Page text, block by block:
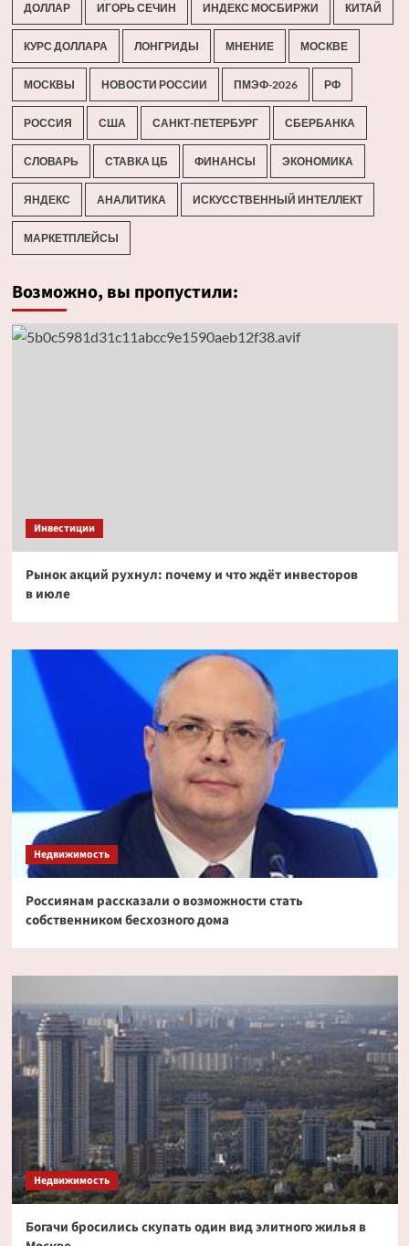
ДОЛЛАР ИГОРЬ СЕЧИН ИНДЕКС МОСБИРЖИ КИТАЙ
КУРС ДОЛЛАРА ЛОНГРИДЫ МНЕНИЕ МОСКВЕ
МОСКВЫ НОВОСТИ РОССИИ ПМЭФ-2026 РФ
РОССИЯ США САНКТ-ПЕТЕРБУРГ СБЕРБАНКА
СЛОВАРЬ СТАВКА ЦБ ФИНАНСЫ ЭКОНОМИКА
ЯНДЕКС АНАЛИТИКА ИСКУССТВЕННЫЙ ИНТЕЛЛЕКТ
МАРКЕТПЛЕЙСЫ
Возможно, вы пропустили:
Инвестиции
Рынок акций рухнул: почему и что ждёт инвесторов
в июле
Недвижимость
Россиянам рассказали о возможности стать
собственником бесхозного дома
Недвижимость
Богачи бросились скупать один вид элитного жилья в